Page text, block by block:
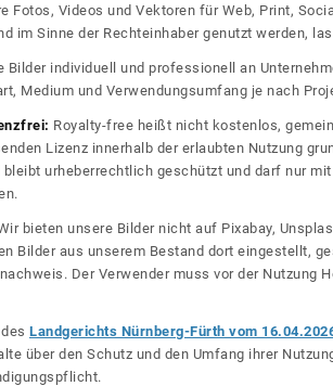
Fotos, Videos und Vektoren für Web, Print,
im Sinne der Rechteinhaber genutzt werden,
individuell und professionell an
Medium und Verwendungsumfang je nach
Royalty-free heißt nicht kostenlos,
Lizenz innerhalb der erlaubten Nutzung
urheberrechtlich geschützt und darf nur
bieten unsere Bilder nicht auf Pixabay,
Bilder aus unserem Bestand dort eingestellt,
Der Verwender muss vor der Nutzung
Landgerichts Nürnberg-Fürth vom
über den Schutz und den Umfang ihrer